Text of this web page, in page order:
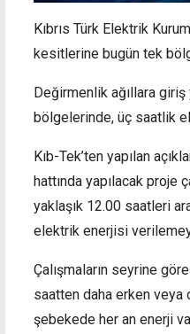
Kıbrıs Türk Elektrik
kesitlerine bugün tek
Değirmenlik ağıllara
bölgelerinde, üç saatlik
Kıb-Tek’ten yapılan
hattında yapılacak proje
yaklaşık 12.00 saatleri
elektrik enerjisi
Çalışmaların seyrine
saatten daha erken
şebekede her an enerji